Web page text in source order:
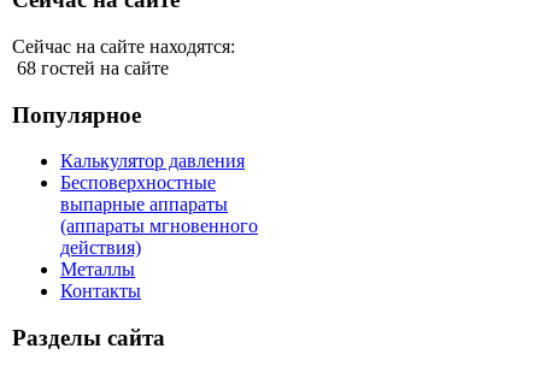
Сейчас на сайте находятся:
68 гостей на сайте
Популярное
Калькулятор давления
Бесповерхностные
выпарные аппараты
(аппараты мгновенного
действия)
Металлы
Контакты
Разделы сайта